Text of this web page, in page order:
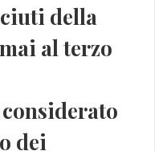
della
al terzo
dei